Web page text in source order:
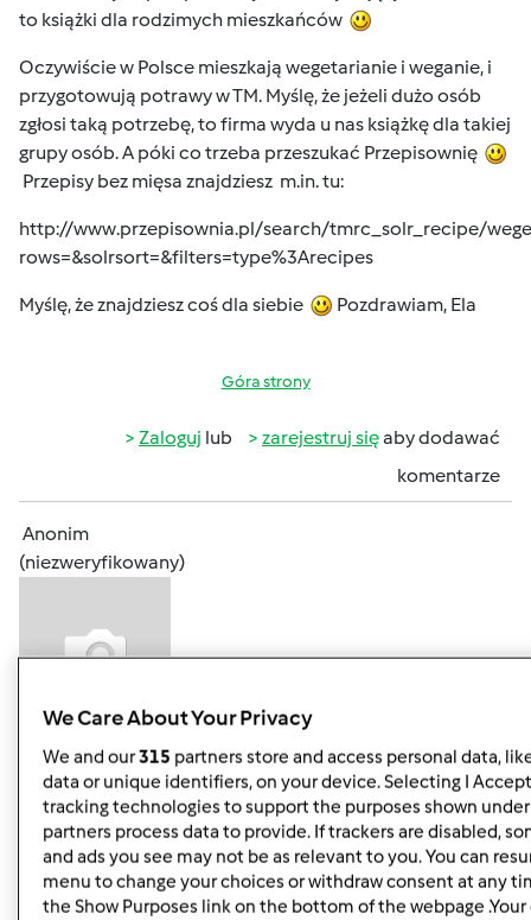
to książki dla rodzimych mieszkańców
Oczywiście w Polsce mieszkają wegetarianie i weganie, i
przygotowują potrawy w TM. Myślę, że jeżeli dużo osób
zgłosi taką potrzebę, to firma wyda u nas książkę dla takiej
grupy osób. A póki co trzeba przeszukać Przepisownię
Przepisy bez mięsa znajdziesz m.in. tu:
http://www.przepisownia.pl/search/tmrc_solr_recipe/
rows=&solrsort=&filters=type%3Arecipes
Myślę, że znajdziesz coś dla siebie Pozdrawiam, Ela
Góra strony
Zaloguj lub zarejestruj sięaby dodawać
komentarze
Anonim
(niezweryfikowany)
sob., 09/14/2013 - 16:56
#4
Dziekuje serdecznie za podpowiedz! Zaraz sobie
przegladne i zobacze co warto zrobic
Góra strony
We Care About Your Privacy
We and our315 partners store and access personal data,
data or unique identifiers, on your device. Selecting I
tracking technologies to support the purposes shown
partners process data to provide. If trackers are disabled,
and ads you see may not be as relevant to you. You can
menu to change your choices or withdraw consent at any
the Show Purposes link on the bottom of the webpage